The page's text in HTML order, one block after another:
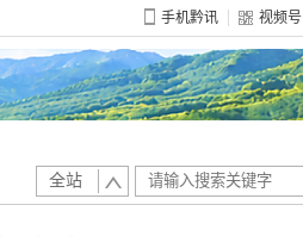
手机黔讯 视频号
全站